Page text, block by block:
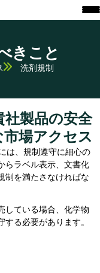
きこと
洗剤規制
社製品の安全
場アクセス
は、規制遵守に細心の
らラベル表示、文書化
制を満たさなければな
している場合、化学物
る必要があります。